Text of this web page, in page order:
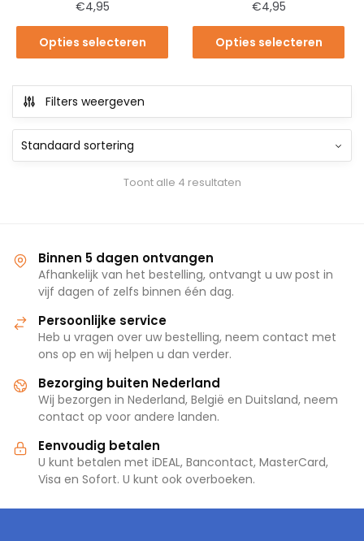
€4,95
Opties selecteren
€4,95
Opties selecteren
Filters weergeven
Toont alle 4 resultaten
Binnen 5 dagen ontvangen
Afhankelijk van het bestelling, ontvangt u uw post in
vijf dagen of zelfs binnen één dag.
Persoonlijke service
Heb u vragen over uw bestelling, neem contact met
ons op en wij helpen u dan verder.
Bezorging buiten Nederland
Wij bezorgen in Nederland, België en Duitsland, neem
contact op voor andere landen.
Eenvoudig betalen
U kunt betalen met iDEAL, Bancontact, MasterCard,
Visa en Sofort. U kunt ook overboeken.